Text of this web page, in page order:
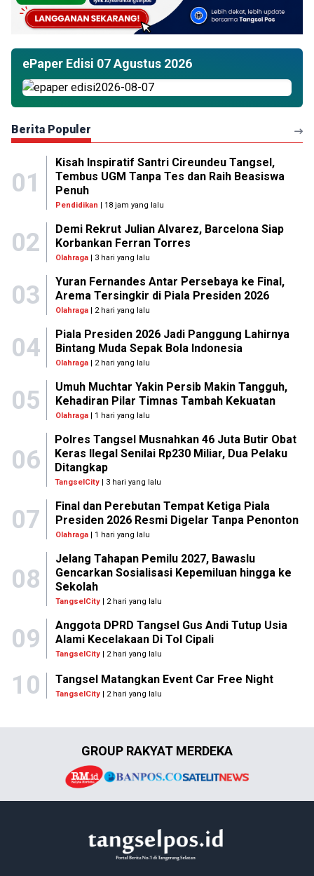
ePaper Edisi 07 Agustus 2026
Berita Populer
01
Kisah Inspiratif Santri Cireundeu Tangsel,
Tembus UGM Tanpa Tes dan Raih Beasiswa
Penuh
Pendidikan | 18 jam yang lalu
02
Demi Rekrut Julian Alvarez, Barcelona Siap
Korbankan Ferran Torres
Olahraga| 3 hari yang lalu
03
Yuran Fernandes Antar Persebaya ke Final,
Arema Tersingkir di Piala Presiden 2026
Olahraga| 2 hari yang lalu
04
Piala Presiden 2026 Jadi Panggung Lahirnya
Bintang Muda Sepak Bola Indonesia
Olahraga| 2 hari yang lalu
05
Umuh Muchtar Yakin Persib Makin Tangguh,
Kehadiran Pilar Timnas Tambah Kekuatan
Olahraga| 1 hari yang lalu
06
Polres Tangsel Musnahkan 46 Juta Butir Obat
Keras Ilegal Senilai Rp230 Miliar, Dua Pelaku
Ditangkap
TangselCity | 3 hari yang lalu
07
Final dan Perebutan Tempat Ketiga Piala
Presiden 2026 Resmi Digelar Tanpa Penonton
Olahraga| 1 hari yang lalu
08
Jelang Tahapan Pemilu 2027, Bawaslu
Gencarkan Sosialisasi Kepemiluan hingga ke
Sekolah
TangselCity| 2 hari yang lalu
09
Anggota DPRD Tangsel Gus Andi Tutup Usia
Alami Kecelakaan Di Tol Cipali
TangselCity| 2 hari yang lalu
10 Tangsel Matangkan Event Car Free Night
TangselCity | 2 hari yang lalu
GROUP RAKYAT MERDEKA